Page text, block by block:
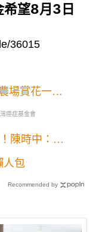
希望8月3日
36015
場賞花一日
癌症基金會
陳時中：打
人包
Recommended by